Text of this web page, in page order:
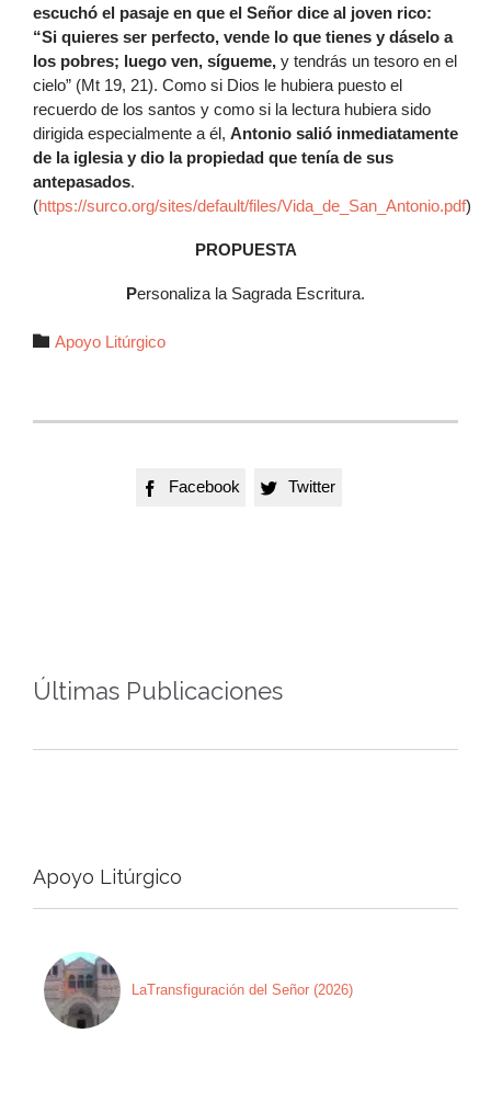
escuchó el pasaje en que el Señor dice al joven rico:
“Si quieres ser perfecto, vende lo que tienes y dáselo a
los pobres; luego ven, sígueme, y tendrás un tesoro en el
cielo” (Mt 19, 21). Como si Dios le hubiera puesto el
recuerdo de los santos y como si la lectura hubiera sido
dirigida especialmente a él, Antonio salió inmediatamente
de la iglesia y dio la propiedad que tenía de sus
antepasados.
(https://surco.org/sites/default/files/Vida_de_San_Antonio.pdf)
PROPUESTA
Personaliza la Sagrada Escritura.
 Autor
Apoyo Litúrgico
 Facebook  Twitter
Últimas Publicaciones
Apoyo Litúrgico
LaTransfiguración del Señor (2026)